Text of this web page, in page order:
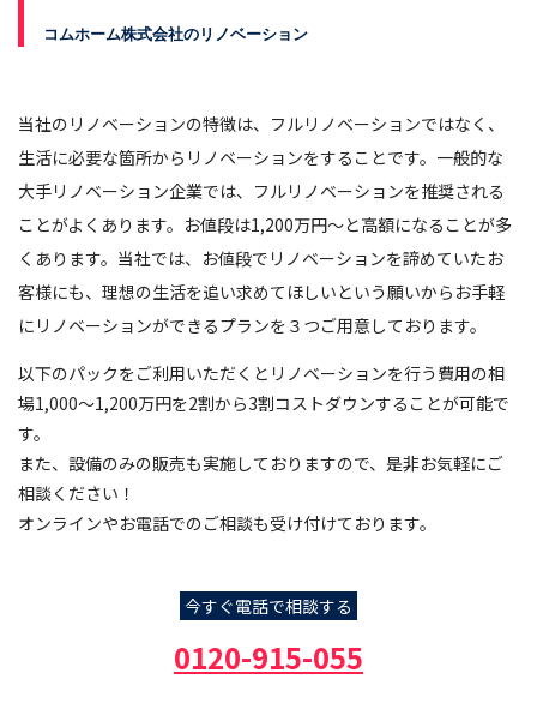
コムホーム株式会社のリノベーション
当社のリノベーションの特徴は、フルリノベーションではなく、
生活に必要な箇所からリノベーションをすることです。一般的な
大手リノベーション企業では、フルリノベーションを推奨される
ことがよくあります。お値段は1,200万円〜と高額になることが多
くあります。当社では、お値段でリノベーションを諦めていたお
客様にも、理想の生活を追い求めてほしいという願いからお手軽
にリノベーションができるプランを３つご用意しております。
以下のパックをご利用いただくとリノベーションを行う費用の相
場1,000～1,200万円を2割から3割コストダウンすることが可能で
す。
また、設備のみの販売も実施しておりますので、是非お気軽にご
相談ください！
オンラインやお電話でのご相談も受け付けております。
今すぐ電話で相談する
0120-915-055